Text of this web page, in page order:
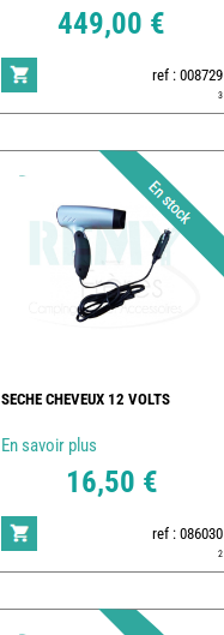
449,00 €
ref : 008729
3
SECHE CHEVEUX 12 VOLTS
En savoir plus
16,50 €
ref : 086030
2